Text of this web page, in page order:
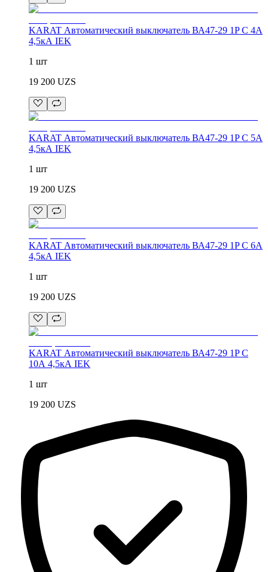
KARAT Автоматический выключатель ВА47-29 1P C 4А
4,5кА IEK
1 шт
19 200 UZS
KARAT Автоматический выключатель ВА47-29 1P C 5А
4,5кА IEK
1 шт
19 200 UZS
KARAT Автоматический выключатель ВА47-29 1P C 6А
4,5кА IEK
1 шт
19 200 UZS
KARAT Автоматический выключатель ВА47-29 1P C
10А 4,5кА IEK
1 шт
19 200 UZS